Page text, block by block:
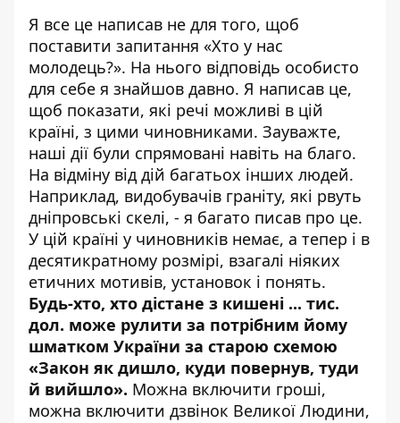
Я все це написав не для того, щоб
поставити запитання «Хто у нас
молодець?». На нього відповідь особисто
для себе я знайшов давно. Я написав це,
щоб показати, які речі можливі в цій
країні, з цими чиновниками. Зауважте,
наші дії були спрямовані навіть на благо.
На відміну від дій багатьох інших людей.
Наприклад, видобувачів граніту, які рвуть
дніпровські скелі, - я багато писав про це.
У цій країні у чиновників немає, а тепер і в
десятикратному розмірі, взагалі ніяких
етичних мотивів, установок і понять.
Будь-хто, хто дістане з кишені ... тис.
дол. може рулити за потрібним йому
шматком України за старою схемою
«Закон як дишло, куди повернув, туди
й вийшло». Можна включити гроші,
можна включити дзвінок Великої Людини,